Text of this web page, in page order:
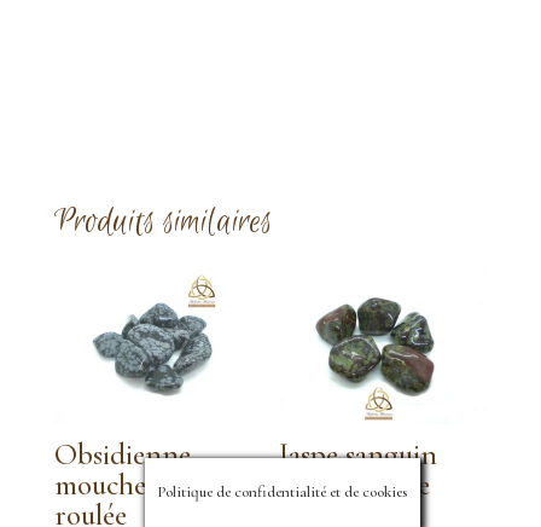
Produits similaires
Obsidienne
mouchetée pierre
roulée
Jaspe sanguin
pierre roulée
Politique de confidentialité et de cookies